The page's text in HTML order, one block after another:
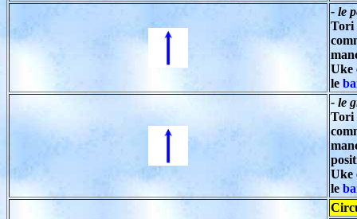
- le
Tori
Uke
le
- le
Tori
Uke
le